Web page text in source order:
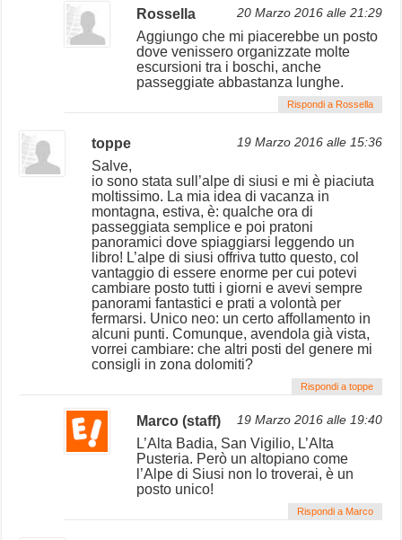
Rossella 20 Marzo 2016 alle 21:29
Aggiungo che mi piacerebbe un posto
dove venissero organizzate molte
escursioni tra i boschi, anche
passeggiate abbastanza lunghe.
Rispondi a Rossella
toppe 19 Marzo 2016 alle 15:36
Salve,
io sono stata sull’alpe di siusi e mi è piaciuta
moltissimo. La mia idea di vacanza in
montagna, estiva, è: qualche ora di
passeggiata semplice e poi pratoni
panoramici dove spiaggiarsi leggendo un
libro! L’alpe di siusi offriva tutto questo, col
vantaggio di essere enorme per cui potevi
cambiare posto tutti i giorni e avevi sempre
panorami fantastici e prati a volontà per
fermarsi. Unico neo: un certo affollamento in
alcuni punti. Comunque, avendola già vista,
vorrei cambiare: che altri posti del genere mi
consigli in zona dolomiti?
Rispondi a toppe
Marco (staff) 19 Marzo 2016 alle 19:40
L’Alta Badia, San Vigilio, L’Alta
Pusteria. Però un altopiano come
l’Alpe di Siusi non lo troverai, è un
posto unico!
Rispondi a Marco